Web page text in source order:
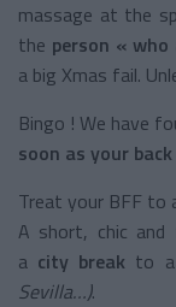
massage at the
the person «
a big Xmas fail.
Bingo ! We have
soon as your
Treat your BFF to
A short, chic and
a city break to a
Sevilla…).